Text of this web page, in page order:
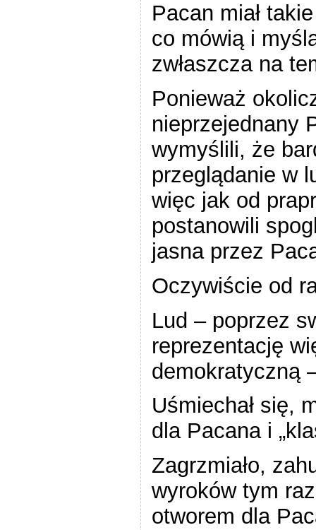
Pacan miał
co mówią i
zwłaszcza na
Ponieważ
nieprzejednany
wymyślili, że
przeglądanie w
więc jak od
postanowili
jasna przez
Oczywiście od
Lud – poprzez
reprezentację
demokratyczną
Uśmiechał się,
dla Pacana i
Zagrzmiało,
wyroków tym
otworem dla